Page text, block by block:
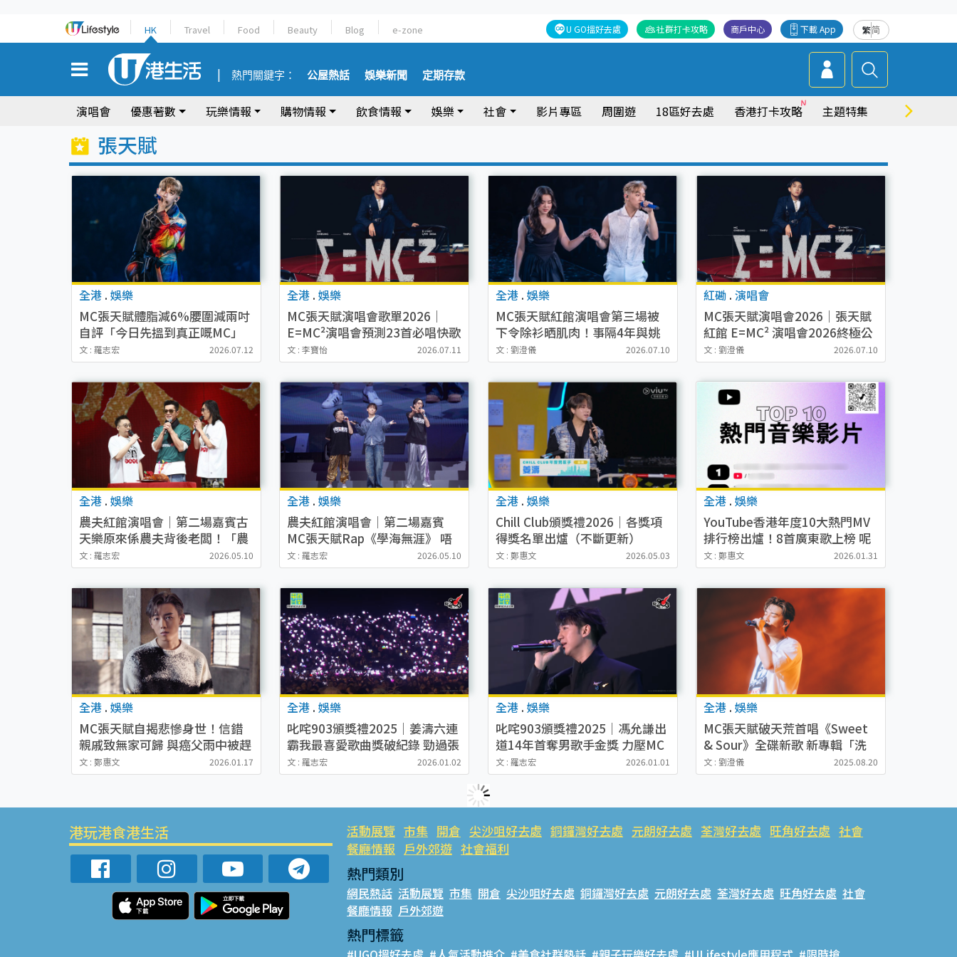
HK Travel Food Beauty Blog e-zone 繁简
下載 App
商戶中心
社群打卡攻略
U GO搵好去處
熱門關鍵字： 公屋熱話 娛樂新聞 定期存款
演唱會 優惠著數 玩樂情報 購物情報 飲食情報 娛樂 社會 影片專區 周圍遊 18區好去處 香港打卡攻略 主題特集 商場情報
張天賦
全港 . 娛樂
MC張天賦體脂減6%腰圍減兩吋
自評「今日先搵到真正嘅MC」
文 : 羅志宏 2026.07.12
全港 .娛樂
MC張天賦演唱會歌單2026｜
E=MC²演唱會預測23首必唱快歌
+情歌
文 : 李寶怡 2026.07.11
全港 . 娛樂
MC張天賦紅館演唱會第三場被
下令除衫晒肌肉！事隔4年與姚
焯菲同台合唱爆「黑歷史」
文 : 劉澄儀 2026.07.10
紅磡 .演唱會
MC張天賦演唱會2026｜張天賦
紅館 E=MC² 演唱會2026終極公
開發售！門票／票價／公開發售
日期／座位表（不斷更新）
文 : 劉澄儀 2026.07.10
全港 . 娛樂
農夫紅館演唱會｜第二場嘉賓古
天樂原來係農夫背後老闆！「農
作天下」白武士壓軸切燒豬
文 : 羅志宏 2026.05.10
全港 .娛樂
農夫紅館演唱會｜第二場嘉賓
MC張天賦Rap《學海無涯》 唔
睇提詞機自爆係農夫鐵粉
文 : 羅志宏 2026.05.10
全港 . 娛樂
Chill Club頒獎禮2026｜各獎項
得獎名單出爐（不斷更新）
CHILLCLUB推介榜年度推介
25/26
文 : 鄭惠文 2026.05.03
全港 .娛樂
YouTube香港年度10大熱門MV
排行榜出爐！8首廣東歌上榜 呢
首唱到街知巷聞屈居亞軍
文 : 鄭惠文 2026.01.31
全港 . 娛樂
MC張天賦自揭悲慘身世！信錯
親戚致無家可歸 與癌父雨中被趕
出街：一場惡夢
文 : 鄭惠文 2026.01.17
全港 .娛樂
叱咤903頒獎禮2025｜姜濤六連
霸我最喜愛歌曲獎破紀錄 勁過張
學友創史上最癲神話
文 : 羅志宏 2026.01.02
全港 . 娛樂
叱咤903頒獎禮2025｜馮允謙出
道14年首奪男歌手金獎 力壓MC
張天賦、陳柏宇
文 : 羅志宏 2026.01.01
全港 .娛樂
MC張天賦破天荒首唱《Sweet
& Sour》全碟新歌 新專輯「洗
榜式」雄霸歌曲榜頭10位
文 : 劉澄儀 2025.08.20
港玩港食港生活 活動展覽 市集 開倉 尖沙咀好去處 銅鑼灣好去處 元朗好去處 荃灣好去處 旺角好去處 社會
餐廳情報 戶外郊遊 社會福利
熱門類別
網民熱話 活動展覽 市集 開倉 尖沙咀好去處 銅鑼灣好去處 元朗好去處 荃灣好去處 旺角好去處 社會
餐廳情報 戶外郊遊
熱門標籤